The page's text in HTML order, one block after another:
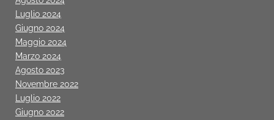
Luglio 2024
Giugno 2024
Maggio 2024
Marzo 2024
Agosto 2023
Novembre 2022
Luglio 2022
Giugno 2022